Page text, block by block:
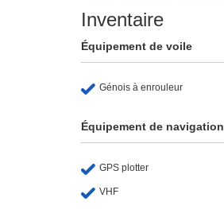
Inventaire
Équipement de voile
Génois à enrouleur
Équipement de navigation
GPS plotter
VHF